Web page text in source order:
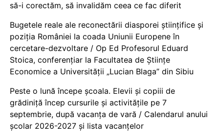
să-i corectăm, să invalidăm ceea ce fac diferit
Bugetele reale ale reconectării diasporei științifice și
poziția României la coada Uniunii Europene în
cercetare-dezvoltare / Op Ed Profesorul Eduard
Stoica, conferențiar la Facultatea de Științe
Economice a Universității „Lucian Blaga” din Sibiu
Peste o lună începe școala. Elevii și copiii de
grădiniță încep cursurile și activitățile pe 7
septembrie, după vacanța de vară / Calendarul anului
școlar 2026-2027 și lista vacanțelor